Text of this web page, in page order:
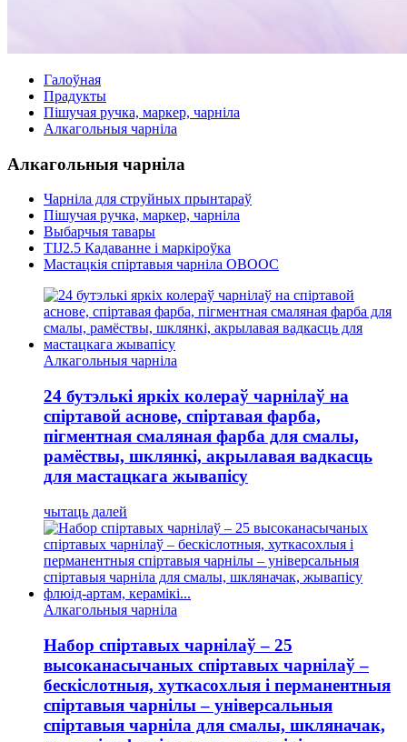
Галоўная
Прадукты
Пішучая ручка, маркер, чарніла
Алкагольныя чарніла
Алкагольныя чарніла
Чарніла для струйных прынтараў
Пішучая ручка, маркер, чарніла
Выбарчыя тавары
TIJ2.5 Кадаванне і маркіроўка
Мастацкія спіртавыя чарніла OBOOC
Алкагольныя чарніла
24 бутэлькі яркіх колераў чарнілаў на
спіртавой аснове, спіртавая фарба,
пігментная смаляная фарба для смалы,
рамёствы, шклянкі, акрылавая вадкасць
для мастацкага жывапісу
чытаць далей
Алкагольныя чарніла
Набор спіртавых чарнілаў – 25
высоканасычаных спіртавых чарнілаў –
бескіслотныя, хуткасохлыя і перманентныя
спіртавыя чарнілы – універсальныя
спіртавыя чарніла для смалы, шкляначак,